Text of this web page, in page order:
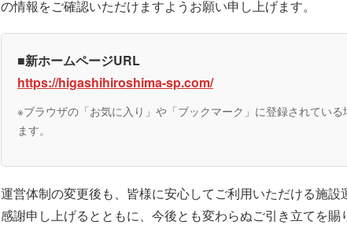
の情報をご確認いただけますようお願い申し上げます。
■新ホームページURL
https://higashihiroshima-sp.com/
※ブラウザの「お気に入り」や「ブックマーク」に登録されてい
ます。
運営体制の変更後も、皆様に安心してご利用いただける施
感謝申し上げるとともに、今後とも変わらぬご引き立てを賜